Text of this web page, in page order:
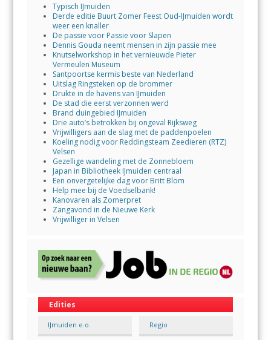
Typisch IJmuiden
Derde editie Buurt Zomer Feest Oud-IJmuiden wordt
weer een knaller
De passie voor Passie voor Slapen
Dennis Gouda neemt mensen in zijn passie mee
Knutselworkshop in het vernieuwde Pieter
Vermeulen Museum
Santpoortse kermis beste van Nederland
Uitslag Ringsteken op de brommer
Drukte in de havens van IJmuiden
De stad die eerst verzonnen werd
Brand duingebied IJmuiden
Drie auto’s betrokken bij ongeval Rijksweg
Vrijwilligers aan de slag met de paddenpoelen
Koeling nodig voor Reddingsteam Zeedieren (RTZ)
Velsen
Gezellige wandeling met de Zonnebloem
Japan in Bibliotheek IJmuiden centraal
Een onvergetelijke dag voor Britt Blom
Help mee bij de Voedselbank!
Kanovaren als Zomerpret
Zangavond in de Nieuwe Kerk
Vrijwilliger in Velsen
Edities
IJmuiden e.o. Regio